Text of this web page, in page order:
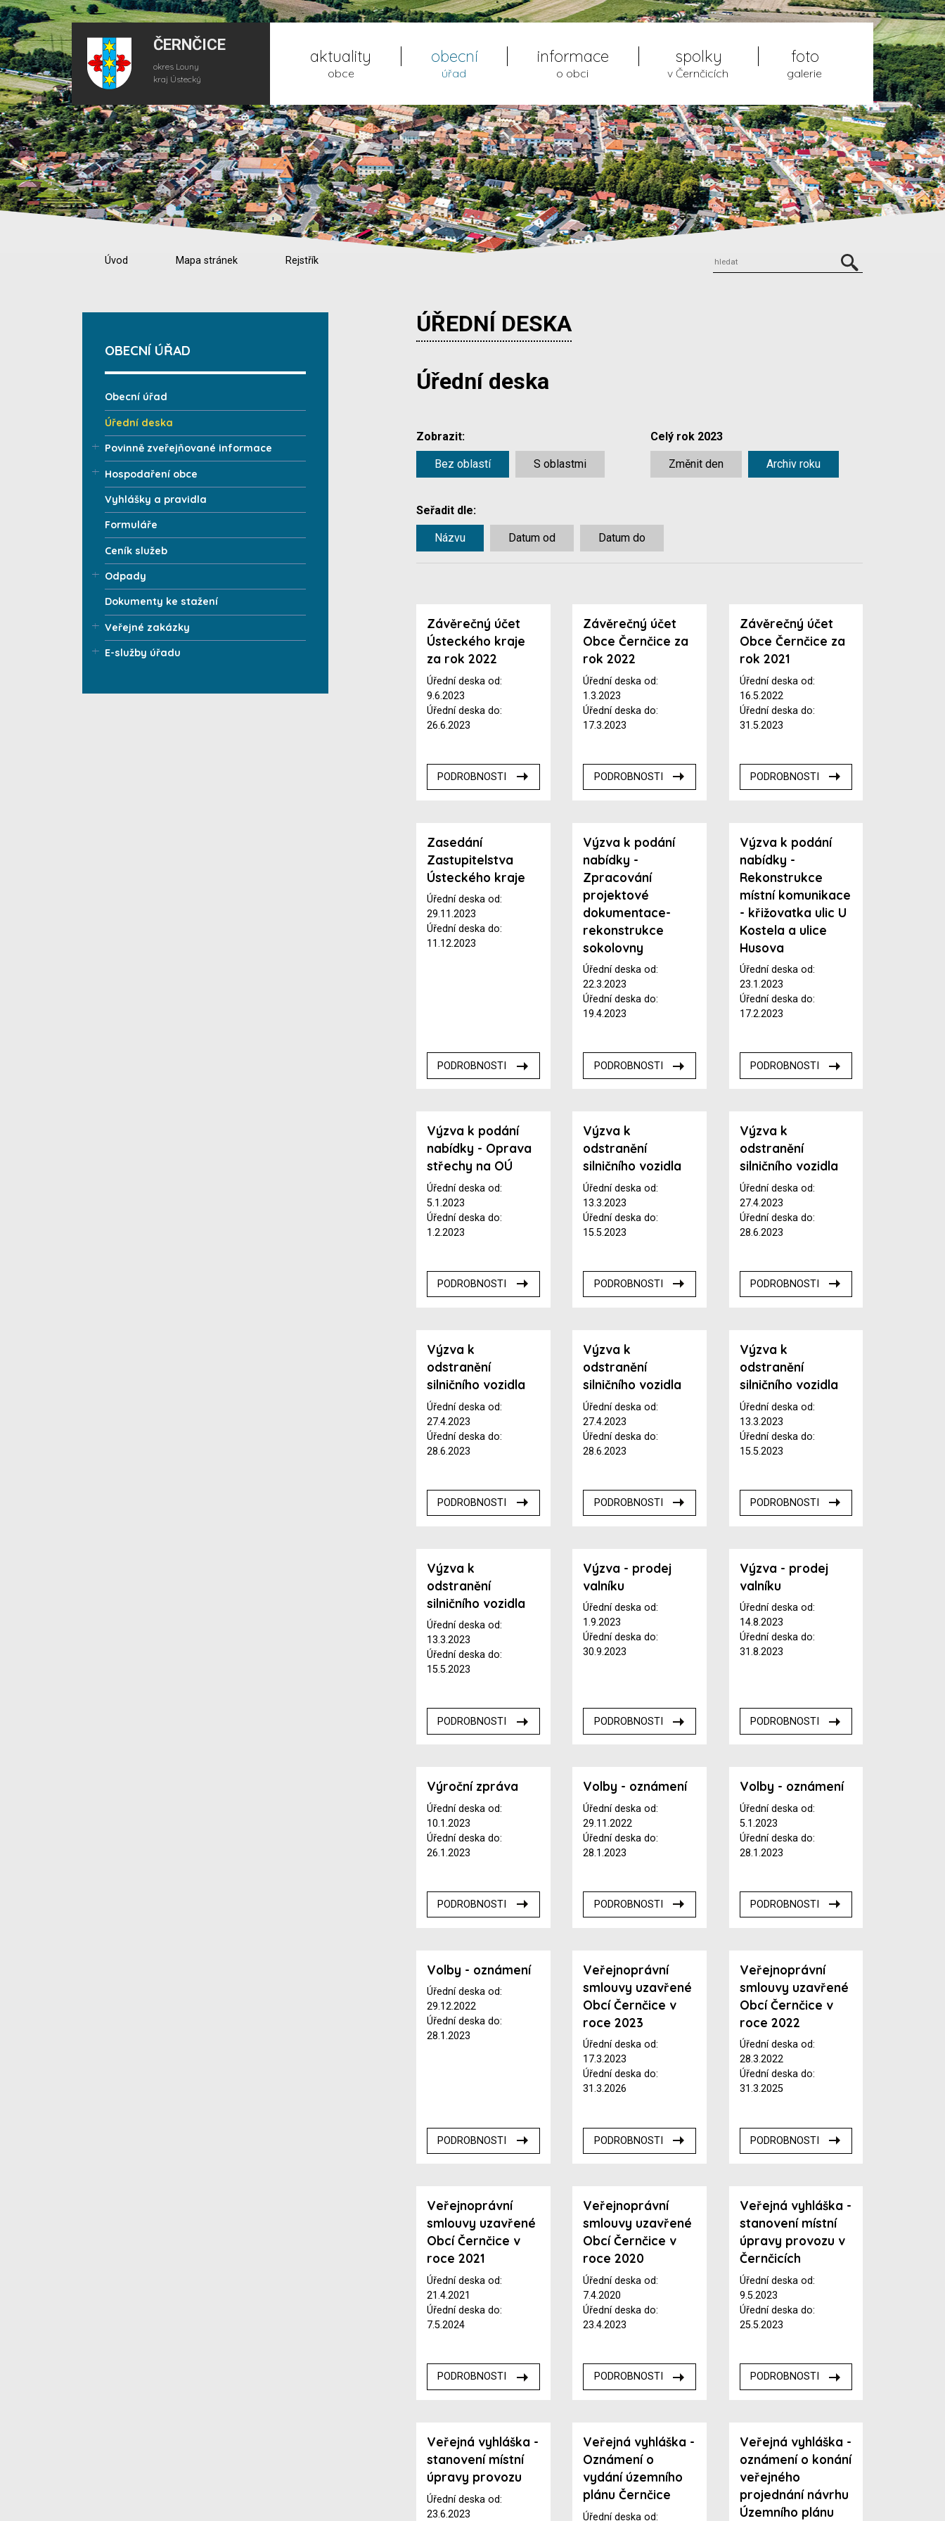
ČERNČICE
okres Louny
kraj Ústecký
aktuality
obce
obecní
úřad
informace
o obci
spolky
v Černčicích
foto
galerie
Úvod Mapa stránek Rejstřík
ÚŘEDNÍ DESKA
Úřední deska
Zobrazit:
Bez oblastí S oblastmi
Celý rok 2023
Změnit den Archiv roku
Seřadit dle:
Názvu Datum od Datum do
Závěrečný účet
Ústeckého kraje
za rok 2022
Úřední deska od:
9.6.2023
Úřední deska do:
26.6.2023
PODROBNOSTI
Závěrečný účet
Obce Černčice za
rok 2022
Úřední deska od:
1.3.2023
Úřední deska do:
17.3.2023
PODROBNOSTI
Závěrečný účet
Obce Černčice za
rok 2021
Úřední deska od:
16.5.2022
Úřední deska do:
31.5.2023
PODROBNOSTI
Zasedání
Zastupitelstva
Ústeckého kraje
Úřední deska od:
29.11.2023
Úřední deska do:
11.12.2023
PODROBNOSTI
Výzva k podání
nabídky -
Zpracování
projektové
dokumentace-
rekonstrukce
sokolovny
Úřední deska od:
22.3.2023
Úřední deska do:
19.4.2023
PODROBNOSTI
Výzva k podání
nabídky -
Rekonstrukce
místní komunikace
- křižovatka ulic U
Kostela a ulice
Husova
Úřední deska od:
23.1.2023
Úřední deska do:
17.2.2023
PODROBNOSTI
Výzva k podání
nabídky - Oprava
střechy na OÚ
Úřední deska od:
5.1.2023
Úřední deska do:
1.2.2023
PODROBNOSTI
Výzva k
odstranění
silničního vozidla
Úřední deska od:
13.3.2023
Úřední deska do:
15.5.2023
PODROBNOSTI
Výzva k
odstranění
silničního vozidla
Úřední deska od:
27.4.2023
Úřední deska do:
28.6.2023
PODROBNOSTI
Výzva k
odstranění
silničního vozidla
Úřední deska od:
27.4.2023
Úřední deska do:
28.6.2023
PODROBNOSTI
Výzva k
odstranění
silničního vozidla
Úřední deska od:
27.4.2023
Úřední deska do:
28.6.2023
PODROBNOSTI
Výzva k
odstranění
silničního vozidla
Úřední deska od:
13.3.2023
Úřední deska do:
15.5.2023
PODROBNOSTI
Výzva k
odstranění
silničního vozidla
Úřední deska od:
13.3.2023
Úřední deska do:
15.5.2023
PODROBNOSTI
Výzva - prodej
valníku
Úřední deska od:
1.9.2023
Úřední deska do:
30.9.2023
PODROBNOSTI
Výzva - prodej
valníku
Úřední deska od:
14.8.2023
Úřední deska do:
31.8.2023
PODROBNOSTI
Výroční zpráva
Úřední deska od:
10.1.2023
Úřední deska do:
26.1.2023
PODROBNOSTI
Volby - oznámení
Úřední deska od:
29.11.2022
Úřední deska do:
28.1.2023
PODROBNOSTI
Volby - oznámení
Úřední deska od:
5.1.2023
Úřední deska do:
28.1.2023
PODROBNOSTI
Volby - oznámení
Úřední deska od:
29.12.2022
Úřední deska do:
28.1.2023
PODROBNOSTI
Veřejnoprávní
smlouvy uzavřené
Obcí Černčice v
roce 2023
Úřední deska od:
17.3.2023
Úřední deska do:
31.3.2026
PODROBNOSTI
Veřejnoprávní
smlouvy uzavřené
Obcí Černčice v
roce 2022
Úřední deska od:
28.3.2022
Úřední deska do:
31.3.2025
PODROBNOSTI
Veřejnoprávní
smlouvy uzavřené
Obcí Černčice v
roce 2021
Úřední deska od:
21.4.2021
Úřední deska do:
7.5.2024
PODROBNOSTI
Veřejnoprávní
smlouvy uzavřené
Obcí Černčice v
roce 2020
Úřední deska od:
7.4.2020
Úřední deska do:
23.4.2023
PODROBNOSTI
Veřejná vyhláška -
stanovení místní
úpravy provozu v
Černčicích
Úřední deska od:
9.5.2023
Úřední deska do:
25.5.2023
PODROBNOSTI
Veřejná vyhláška -
stanovení místní
úpravy provozu
Úřední deska od:
23.6.2023
Veřejná vyhláška -
Oznámení o
vydání územního
plánu Černčice
Úřední deska od:
Veřejná vyhláška -
oznámení o konání
veřejného
projednání návrhu
Územního plánu
OBECNÍ ÚŘAD
Obecní úřad
Úřední deska
Povinně zveřejňované informace
Hospodaření obce
Vyhlášky a pravidla
Formuláře
Ceník služeb
Odpady
Dokumenty ke stažení
Veřejné zakázky
E-služby úřadu